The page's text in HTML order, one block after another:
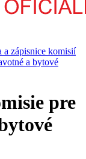
a zápisnice komisií
a bytové
pre